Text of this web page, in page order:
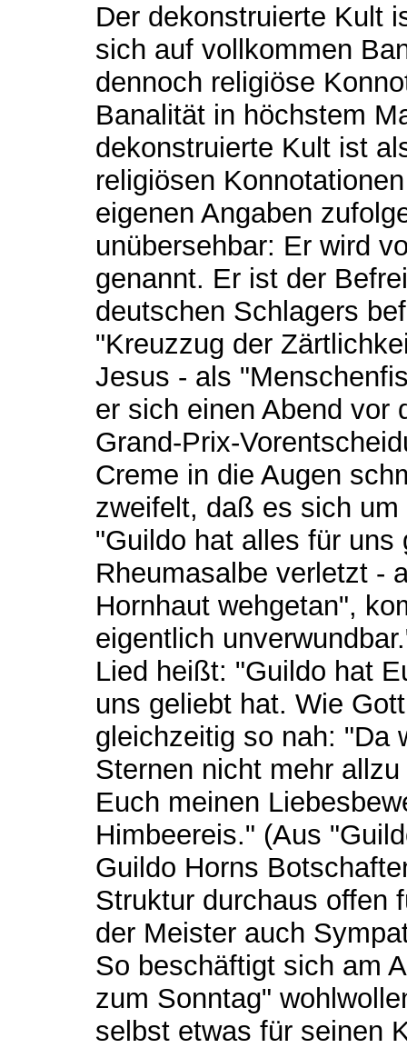
Der dekonstruierte Kult
sich auf vollkommen
dennoch religiöse
Banalität in höchstem
dekonstruierte Kult ist
religiösen
eigenen Angaben
unübersehbar: Er wird
genannt. Er ist der
deutschen Schlagers
"Kreuzzug der
Jesus - als
er sich einen Abend vor
Grand-Prix-
Creme in die Augen
zweifelt, daß es sich
"Guildo hat alles für
Rheumasalbe verletzt -
Hornhaut wehgetan",
eigentlich
Lied heißt: "Guildo hat
uns geliebt hat. Wie
gleichzeitig so nah: "Da
Sternen nicht mehr
Euch meinen
Himbeereis." (Aus
Guildo Horns
Struktur durchaus offen
der Meister auch
So beschäftigt sich am
zum Sonntag"
selbst etwas für seinen